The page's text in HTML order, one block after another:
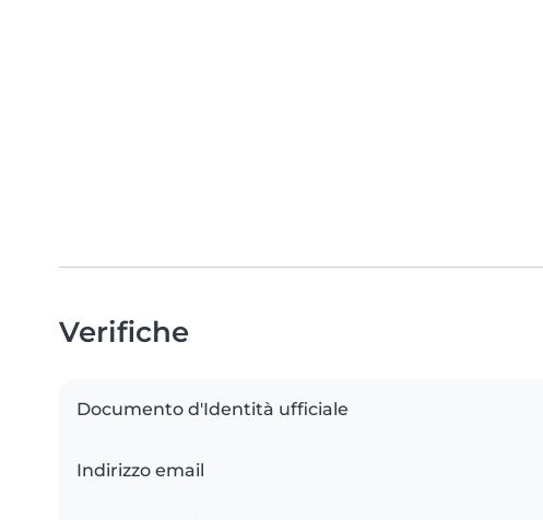
Verifiche
Documento d'Identità ufficiale
Indirizzo email